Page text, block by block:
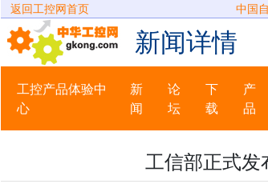
返回工控网首页 中国
新闻详情
工控产品体验中
心
新
闻
论
坛
下
载
产
品
工信部正式